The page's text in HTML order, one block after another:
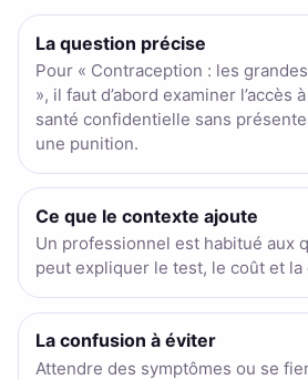
La question précise
Pour « Contraception : les
», il faut d’abord examiner l’accès
santé confidentielle sans
une punition.
Ce que le contexte ajoute
Un professionnel est habitué aux
peut expliquer le test, le coût et
La confusion à éviter
Attendre des symptômes ou se